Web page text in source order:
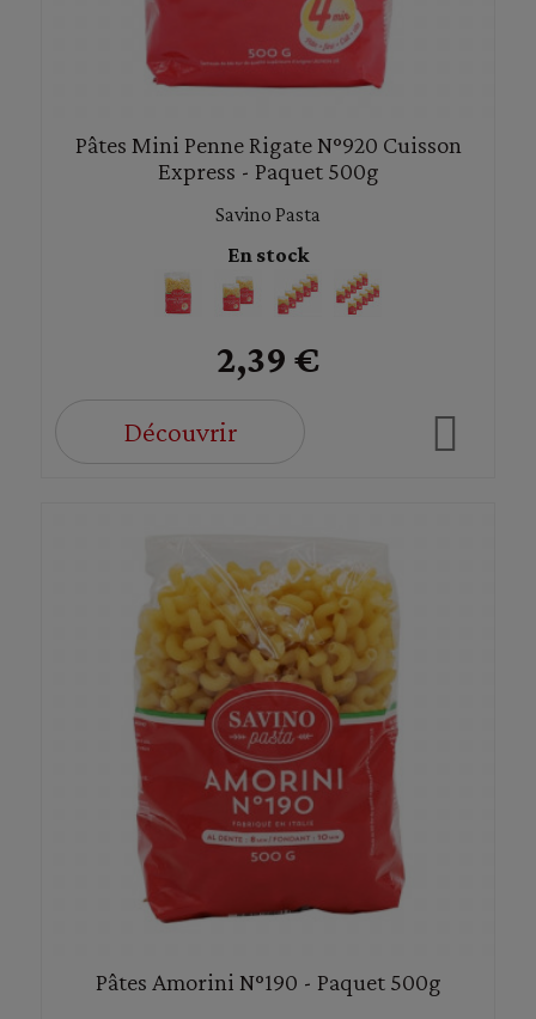
Pâtes Mini Penne Rigate N°920 Cuisson
Express - Paquet 500g
Savino Pasta
En stock
2,39 €
Découvrir
Pâtes Amorini N°190 - Paquet 500g